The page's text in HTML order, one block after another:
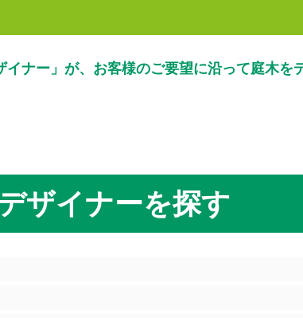
ナー」が、お客様のご要望に沿って庭木を
ザイナーを探す